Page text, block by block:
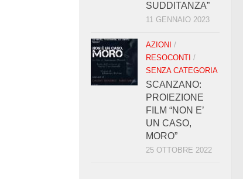
SUDDITANZA”
11 GENNAIO 2023
AZIONI /
RESOCONTI /
SENZA CATEGORIA
SCANZANO:
PROIEZIONE
FILM “NON E’
UN CASO,
MORO”
25 OTTOBRE 2022